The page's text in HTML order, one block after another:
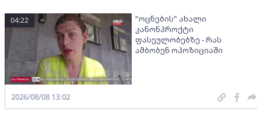
"ოცნების" ახალი
კანონპროქტი
ფასეულობებზე - რას
ამბობენ ოპოზიციაში
04:22
2026/08/08 13:02